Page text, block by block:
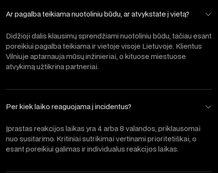
Ar pagalba teikiama nuotoliniu būdu, ar atvykstate į vietą?
Didžioji dalis klausimų sprendžiami nuotoliniu būdu, tačiau esant
poreikiui pagalba teikiama ir vietoje visoje Lietuvoje. Klientus
Vilniuje aptarnauja mūsų inžinieriai, o kituose miestuose
atvykimą užtikrina partneriai.
Per kiek laiko reaguojama į incidentus?
Įprastas reakcijos laikas yra 4 arba 8 valandos, priklausomai
nuo susitarimo. Kritiniai sutrikimai vertinami prioritetiškai, o
esant poreikiui galimas ir individualus reakcijos laikas.